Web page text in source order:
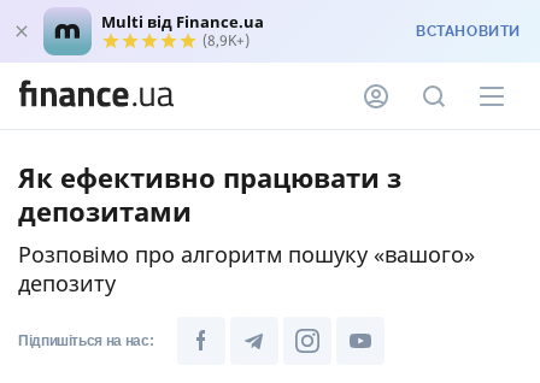
Multi від Finance.ua
(8,9K+) ВСТАНОВИТИ
Як ефективно працювати з
депозитами
Розповімо про алгоритм пошуку «вашого»
депозиту
Підпишіться на нас: